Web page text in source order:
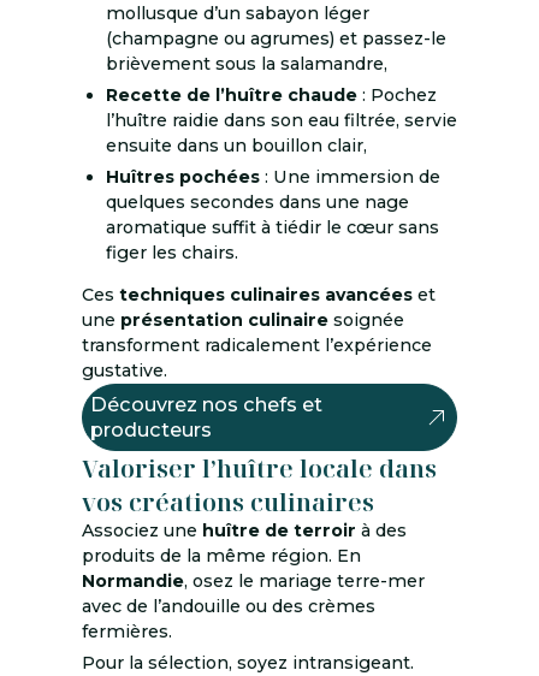
mollusque d’un sabayon léger
(champagne ou agrumes) et passez-le
brièvement sous la salamandre,
Recette de l’huître chaude : Pochez
l’huître raidie dans son eau filtrée, servie
ensuite dans un bouillon clair,
Huîtres pochées : Une immersion de
quelques secondes dans une nage
aromatique suffit à tiédir le cœur sans
figer les chairs.
Ces techniques culinaires avancées et
une présentation culinaire soignée
transforment radicalement l’expérience
gustative.
Découvrez nos chefs et
producteurs
Valoriser l’huître locale dans
vos créations culinaires
Associez une huître de terroir à des
produits de la même région. En
Normandie, osez le mariage terre-mer
avec de l’andouille ou des crèmes
fermières.
Pour la sélection, soyez intransigeant.